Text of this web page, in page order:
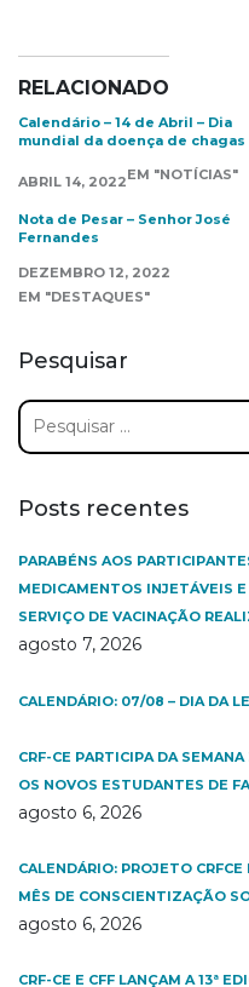
RELACIONADO
Calendário – 14 de Abril – Dia
mundial da doença de chagas
ABRIL 14, 2022EM "NOTÍCIAS"
Nota de Pesar – Senhor José
Fernandes
DEZEMBRO 12, 2022
EM "DESTAQUES"
Pesquisar
Pesquisar
por:
Posts recentes
PARABÉNS AOS
MEDICAMENTOS INJETÁVEIS
SERVIÇO DE VACINAÇÃO
agosto 7, 2026
CALENDÁRIO: 07/08 – DIA DA
CRF-CE PARTICIPA DA
OS NOVOS ESTUDANTES DE
agosto 6, 2026
CALENDÁRIO: PROJETO
MÊS DE CONSCIENTIZAÇÃO
agosto 6, 2026
CRF-CE E CFF LANÇAM A 13ª